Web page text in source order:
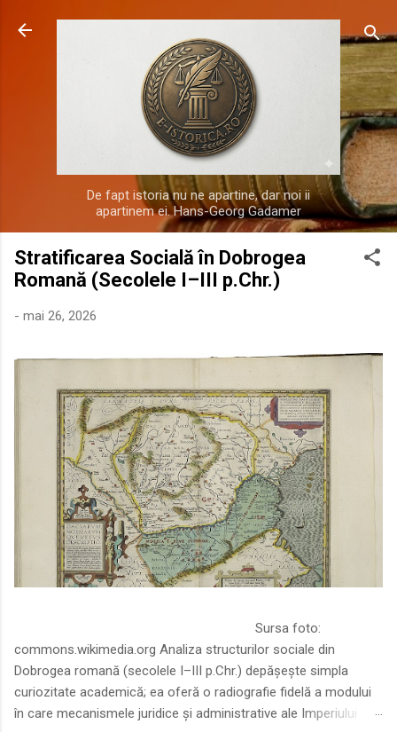
Treceți la conținutul principal
De fapt istoria nu ne apartine, dar noi ii
apartinem ei. Hans-Georg Gadamer
Stratificarea Socială în Dobrogea
Romană (Secolele I–III p.Chr.)
- mai 26, 2026
Sursa foto:
commons.wikimedia.org Analiza structurilor sociale din
Dobrogea romană (secolele I–III p.Chr.) depășește simpla
curiozitate academică; ea oferă o radiografie fidelă a modului
în care mecanismele juridice și administrative ale Imperiului